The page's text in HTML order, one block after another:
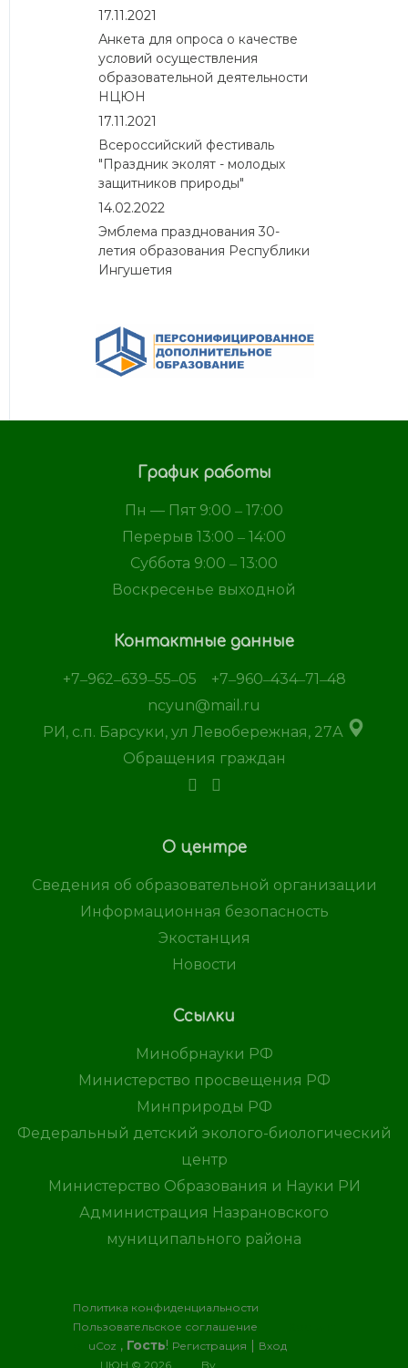
17.11.2021
Анкета для опроса о качестве
условий осуществления
образовательной деятельности
НЦЮН
17.11.2021
Всероссийский фестиваль
"Праздник эколят - молодых
защитников природы"
14.02.2022
Эмблема празднования 30-
летия образования Республики
Ингушетия
О центре
Сведения об образовательной организации
Информационная безопасность
Экостанция
Новости
Ссылки
Минобрнауки РФ
Министерство просвещения РФ
Минприроды РФ
Федеральный детский эколого-биологический
центр
Министерство Образования и Науки РИ
Администрация Назрановского
муниципального района
График работы
Пн — Пят 9:00 ‒ 17:00
Перерыв 13:00 ‒ 14:00
Суббота 9:00 ‒ 13:00
Воскресенье выходной
Контактные данные
+7‒962‒639‒55‒05
+7‒960‒434‒71‒48
ncyun@mail.ru
РИ, с.п. Барсуки, ул Левобережная, 27А
Обращения граждан
Политика конфиденциальности
Пользовательское соглашение
uCoz , Гость! Регистрация | Вход
ЦЮН © 2026
By